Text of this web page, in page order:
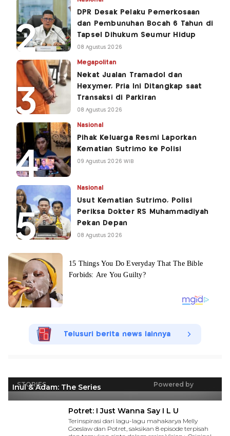
DPR Desak Pelaku Pemerkosaan
dan Pembunuhan Bocah 6 Tahun di
Tapsel Dihukum Seumur Hidup
08 Agustus 2026
Megapolitan
Nekat Jualan Tramadol dan
Hexymer, Pria Ini Ditangkap saat
Transaksi di Parkiran
08 Agustus 2026
Nasional
Pihak Keluarga Resmi Laporkan
Kematian Sutrimo ke Polisi
09 Agustus 2026 WIB
Nasional
Usut Kematian Sutrimo, Polisi
Periksa Dokter RS Muhammadiyah
Pekan Depan
08 Agustus 2026
Telusuri berita news lainnya